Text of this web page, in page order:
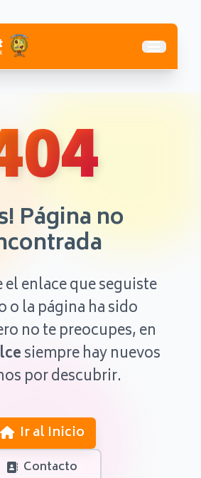
Abrir
Página no
el enlace que seguiste
o la página ha sido
no te preocupes, en
siempre hay nuevos
por descubrir.
Ir al Inicio
Contacto